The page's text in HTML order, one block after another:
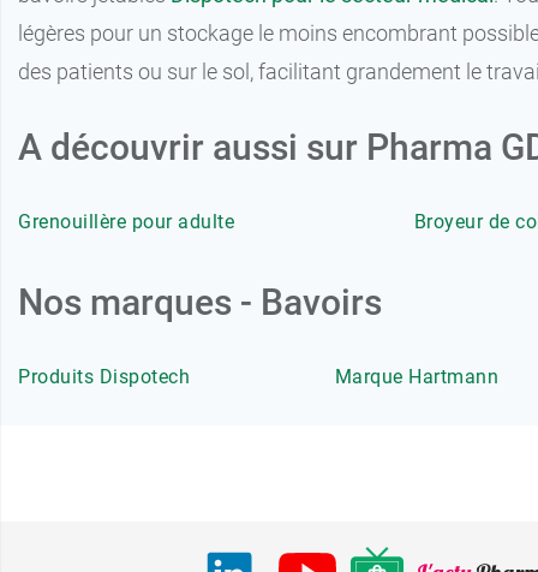
légères pour un stockage le moins encombrant
des patients ou sur le sol, facilitant grandement le
A découvrir aussi sur Pharma
Grenouillère pour adulte Broyeur de
Nos marques - Bavoirs
Produits Dispotech Marque Hartmann